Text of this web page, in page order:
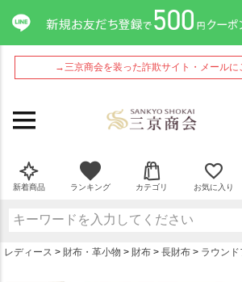
→三京商会を装った詐欺サイト・メールに
新着商品 ランキング カテゴリ お気に入り
レディース 財布・革小物 財布 長財布 ラウン